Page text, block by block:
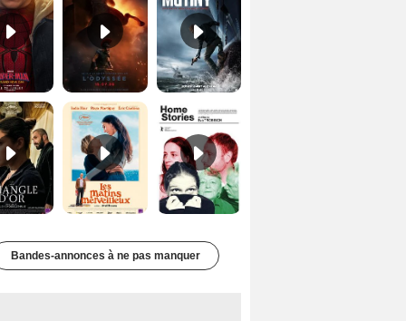
Les Matins merveilleux Bande-annonce VF Home stories Bande-annonce VO STFR
Bandes-annonces à ne pas manquer